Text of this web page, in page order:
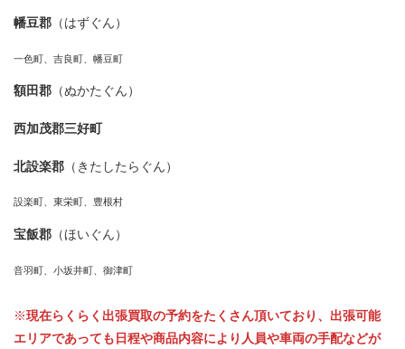
幡豆郡 （はずぐん）
一色町、吉良町、幡豆町
額田郡 （ぬかたぐん）
西加茂郡三好町
北設楽郡 （きたしたらぐん）
設楽町、東栄町、豊根村
宝飯郡 （ほいぐん）
音羽町、小坂井町、御津町
※現在らくらく出張買取の予約をたくさん頂いており、出張可能
エリアであっても日程や商品内容により人員や車両の手配などが